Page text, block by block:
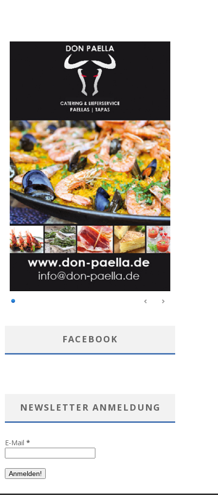
FACEBOOK
NEWSLETTER ANMELDUNG
E-Mail *